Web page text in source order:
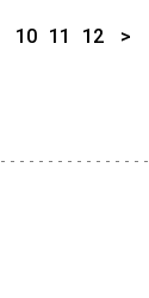
10 11 12 >